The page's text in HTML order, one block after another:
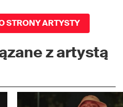
STRONY ARTYSTY
z artystą